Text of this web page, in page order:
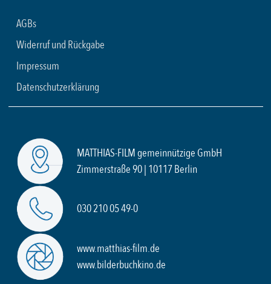
AGBs
Widerruf und Rückgabe
Impressum
Datenschutzerklärung
MATTHIAS-FILM gemeinnützige GmbH
Zimmerstraße 90 | 10117 Berlin
030 210 05 49-0
www.matthias-film.de
www.bilderbuchkino.de